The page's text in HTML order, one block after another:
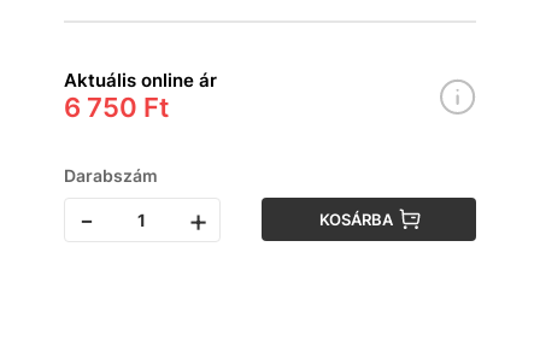
Aktuális online ár
6 750 Ft
Darabszám
- + KOSÁRBA